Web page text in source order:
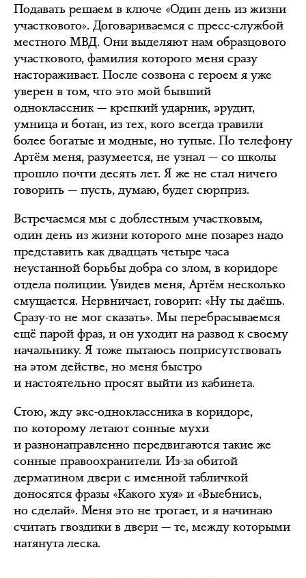
Подавать решаем в ключе «Один день из жизни
участкового». Договариваемся с пресс-службой
местного МВД. Они выделяют нам образцового
участкового, фамилия которого меня сразу
настораживает. После созвона с героем я уже
уверен в том, что это мой бывший
одноклассник — крепкий ударник, эрудит,
умница и ботан, из тех, кого всегда травили
более богатые и модные, но тупые. По телефону
Артём меня, разумеется, не узнал — со школы
прошло почти десять лет. Я же не стал ничего
говорить — пусть, думаю, будет сюрприз.
Встречаемся мы с доблестным участковым,
один день из жизни которого мне позарез надо
представить как двадцать четыре часа
неустанной борьбы добра со злом, в коридоре
отдела полиции. Увидев меня, Артём несколько
смущается. Нервничает, говорит: «Ну ты даёшь.
Сразу-то не мог сказать». Мы перебрасываемся
ещё парой фраз, и он уходит на развод к своему
начальнику. Я тоже пытаюсь поприсутствовать
на этом действе, но меня быстро
и настоятельно просят выйти из кабинета.
Стою, жду экс-одноклассника в коридоре,
по которому летают сонные мухи
и разнонаправленно передвигаются такие же
сонные правоохранители. Из-за обитой
дерматином двери с именной табличкой
доносятся фразы «Какого хуя» и «Выебнись,
но сделай». Меня это не трогает, и я начинаю
считать гвоздики в двери — те, между которыми
натянута леска.